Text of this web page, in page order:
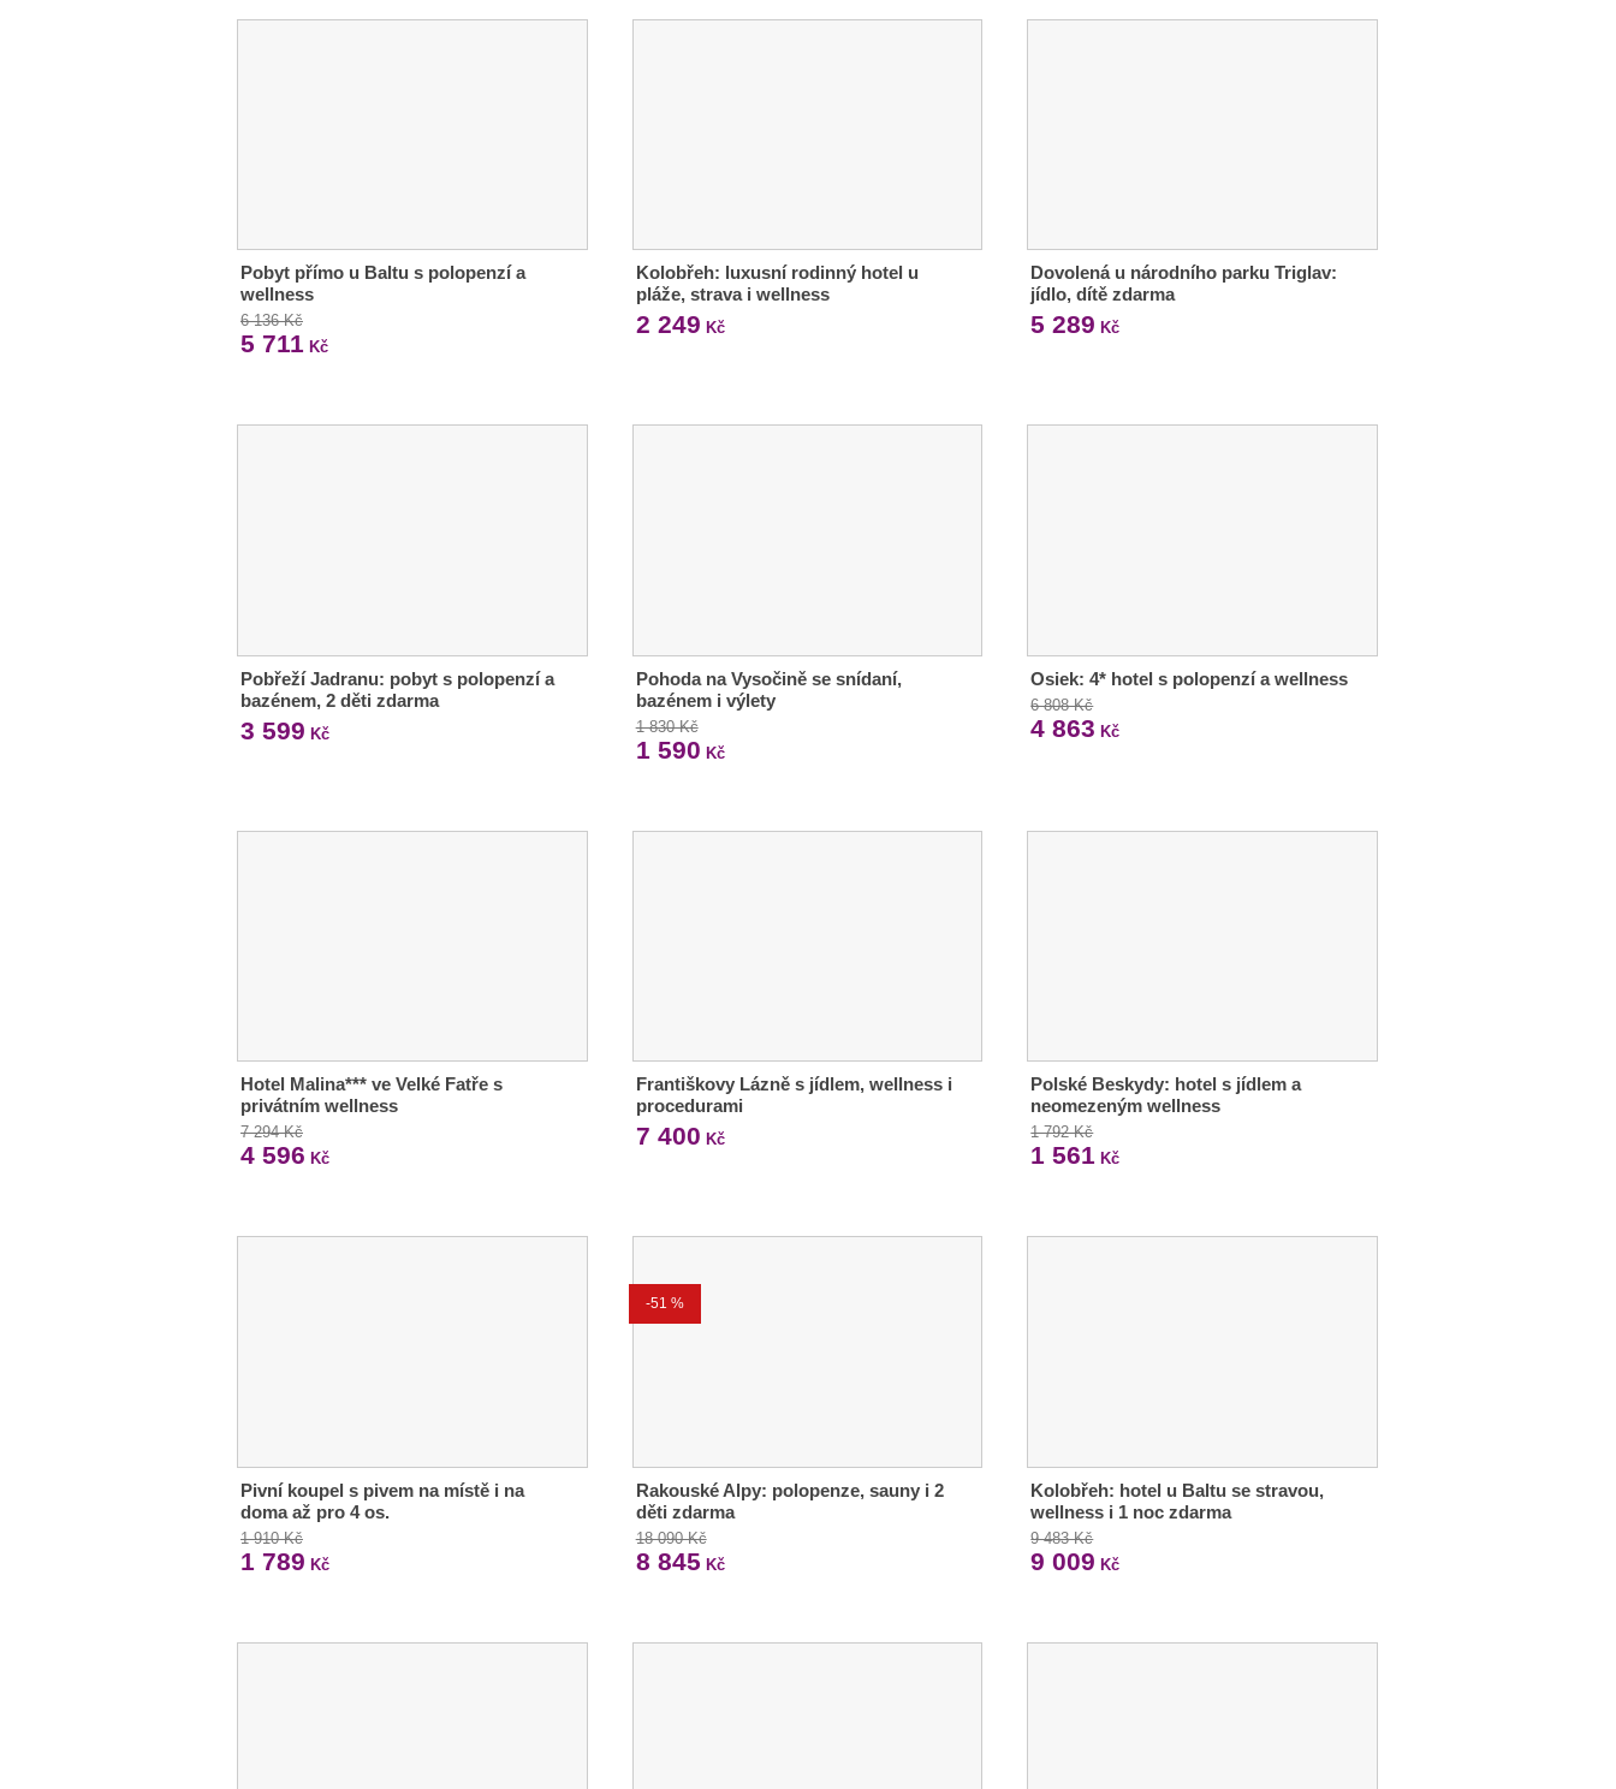
Pobyt přímo u Baltu s polopenzí a
wellness
6 136 Kč
5 711 Kč
Kolobřeh: luxusní rodinný hotel u
pláže, strava i wellness
2 249 Kč
Dovolená u národního parku Triglav:
jídlo, dítě zdarma
5 289 Kč
Pobřeží Jadranu: pobyt s polopenzí a
bazénem, 2 děti zdarma
3 599 Kč
Pohoda na Vysočině se snídaní,
bazénem i výlety
1 830 Kč
1 590 Kč
Osiek: 4* hotel s polopenzí a wellness
6 808 Kč
4 863 Kč
Hotel Malina*** ve Velké Fatře s
privátním wellness
7 294 Kč
4 596 Kč
Františkovy Lázně s jídlem, wellness i
procedurami
7 400 Kč
Polské Beskydy: hotel s jídlem a
neomezeným wellness
1 792 Kč
1 561 Kč
Pivní koupel s pivem na místě i na
doma až pro 4 os.
1 910 Kč
1 789 Kč
-51 %
Rakouské Alpy: polopenze, sauny i 2
děti zdarma
18 090 Kč
8 845 Kč
Kolobřeh: hotel u Baltu se stravou,
wellness i 1 noc zdarma
9 483 Kč
9 009 Kč